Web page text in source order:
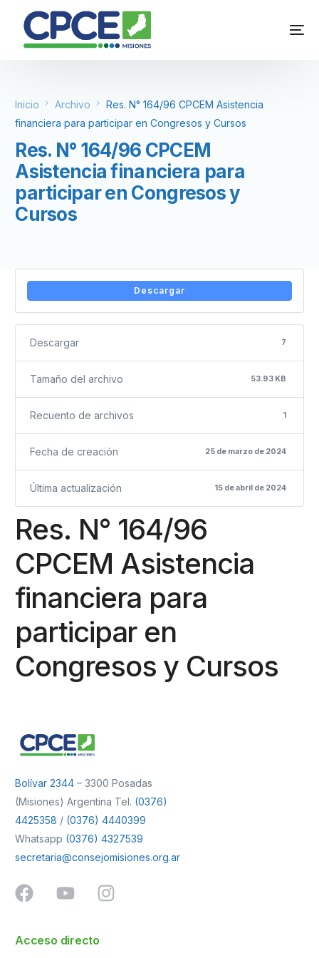
Inicio Archivo
Res. N° 164/96 CPCEM Asistencia
financiera para participar en Congresos y Cursos
Res. N° 164/96 CPCEM
Asistencia financiera para
participar en Congresos y
Cursos
Descargar
Descargar 7
Tamaño del archivo 53.93 KB
Recuento de archivos 1
Fecha de creación 25 de marzo de 2024
Última actualización 15 de abril de 2024
Res. N° 164/96
CPCEM Asistencia
financiera para
participar en
Congresos y Cursos
Bolívar 2344 – 3300 Posadas
(Misiones) Argentina Tel. (0376)
4425358 / (0376) 4440399
Whatsapp (0376) 4327539
secretaria@consejomisiones.org.ar
Acceso directo